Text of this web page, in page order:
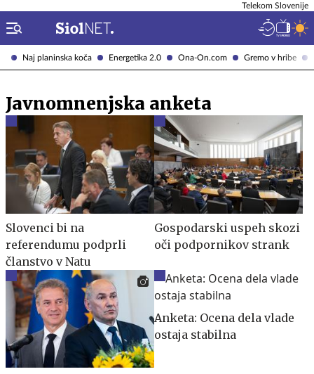
Naj planinska koča Energetika 2.0 Ona-On.com Gremo v hribe
Telekom Slovenije
Javnomnenjska anketa
Slovenci bi na
referendumu podprli
članstvo v Natu
Gospodarski uspeh skozi
oči podpornikov strank
Anketa: Ocena dela vlade
ostaja stabilna